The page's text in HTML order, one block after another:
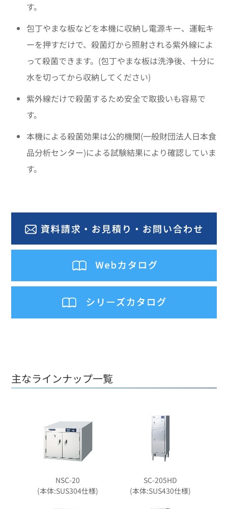
す。
包丁やまな板などを本機に収納し電源キー、運転キ
ーを押すだけで、殺菌灯から照射される紫外線によ
って殺菌できます。(包丁やまな板は洗浄後、十分に
水を切ってから収納してください)
紫外線だけで殺菌するため安全で取扱いも容易で
す。
本機による殺菌効果は公的機関(一般財団法人日本食
品分析センター)による試験結果により確認していま
す。
主なラインナップ一覧
NSC-20
(本体:SUS304仕様)
SC-205HD
(本体:SUS430仕様)